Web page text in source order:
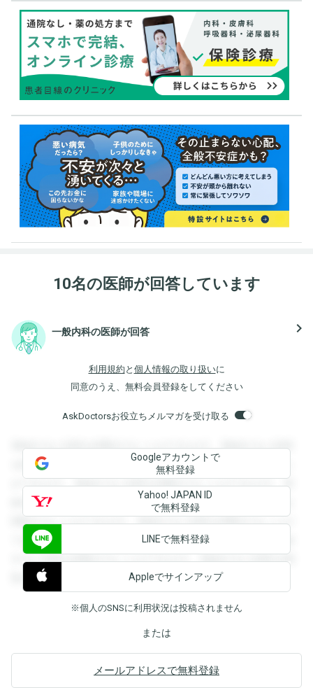
10名の医師が回答しています
一般内科の医師が回答 navigate_next
利用規約 と 個人情報の取り扱いに
同意のうえ、無料会員登録をしてください
AskDoctorsお役立ちメルマガを受け取る
登録すると回答を閲覧することができます。登録すると回答
を閲覧することができます。登録すると回答を閲覧すること
ができます。登録すると回答を閲覧することができます。登
録すると回答を閲覧することができます。登録すると回答を
閲覧することができます。登録すると回答を閲覧することが
できます。登録すると回答を閲覧することができます。登録
すると回答を閲覧することができます。登録すると回答を閲
覧することができます。
Googleアカウントで
無料登録
Yahoo! JAPAN ID
で無料登録
LINEで無料登録
Appleでサインアップ
※個人のSNSに利用状況は投稿されません
または
メールアドレスで無料登録